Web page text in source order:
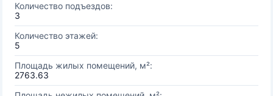
Количество подъездов:
3
Количество этажей:
5
Площадь жилых помещений, м²:
2763.63